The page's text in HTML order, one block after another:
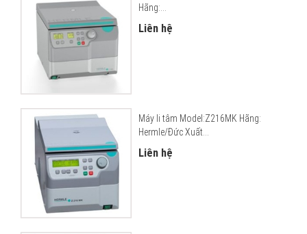
Hãng:...
Liên hệ
Máy li tâm Model:Z216MK Hãng:
Hermle/Đức Xuất...
Liên hệ